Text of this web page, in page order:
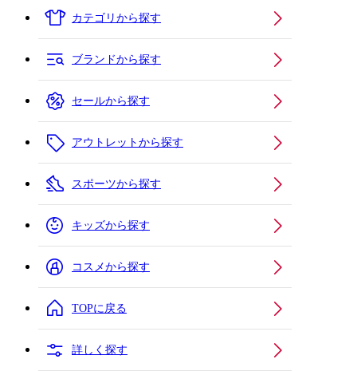
カテゴリから探す
ブランドから探す
セールから探す
アウトレットから探す
スポーツから探す
キッズから探す
コスメから探す
TOPに戻る
詳しく探す